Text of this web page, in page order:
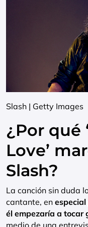
Slash | Getty Images
¿Por qué
Love’
Slash?
La canción sin duda
cantante, en
él empezaría a tocar